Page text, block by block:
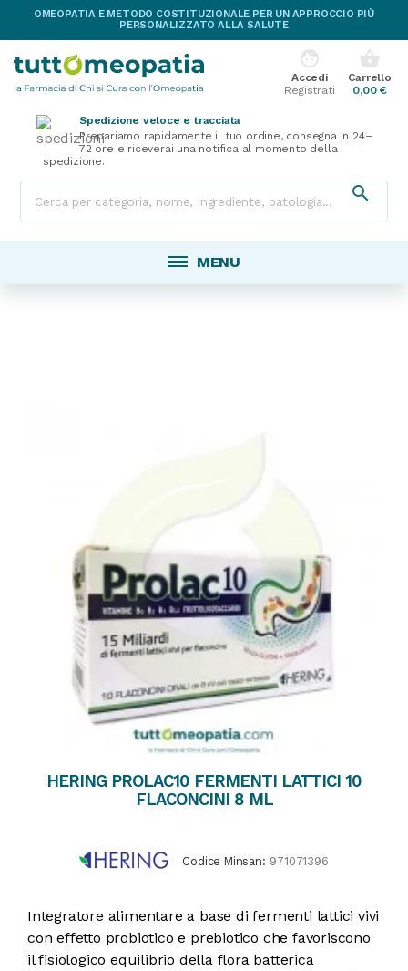
OMEOPATIA E METODO COSTITUZIONALE PER UN APPROCCIO PIÙ
PERSONALIZZATO ALLA SALUTE
shopping_basket
Carrello
0,00 €
face
Accedi
Registrati
Spedizione veloce e tracciata
Prepariamo rapidamente il tuo ordine, consegna in 24–
72 ore e riceverai una notifica al momento della
spedizione.

MENU
HERING PROLAC10 FERMENTI LATTICI 10
FLACONCINI 8 ML
Codice Minsan: 971071396
Integratore alimentare a base di fermenti lattici vivi
con effetto probiotico e prebiotico che favoriscono
il fisiologico equilibrio della flora batterica